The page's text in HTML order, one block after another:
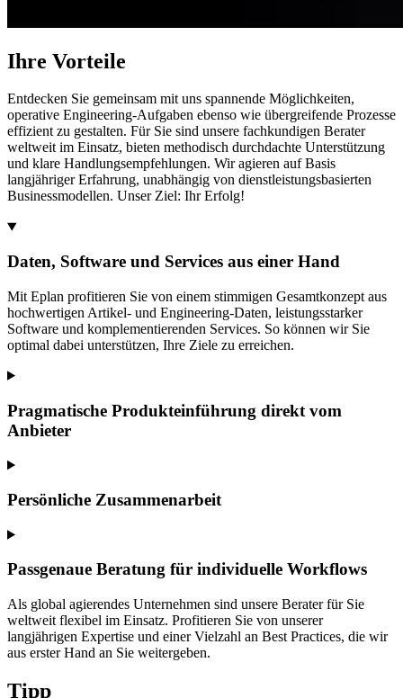
Ihre Vorteile
Entdecken Sie gemeinsam mit uns spannende Möglichkeiten,
operative Engineering-Aufgaben ebenso wie übergreifende Prozesse
effizient zu gestalten. Für Sie sind unsere fachkundigen Berater
weltweit im Einsatz, bieten methodisch durchdachte Unterstützung
und klare Handlungsempfehlungen. Wir agieren auf Basis
langjähriger Erfahrung, unabhängig von dienstleistungsbasierten
Businessmodellen. Unser Ziel: Ihr Erfolg!
Daten, Software und Services aus einer Hand
Mit Eplan profitieren Sie von einem stimmigen Gesamtkonzept aus
hochwertigen Artikel- und Engineering-Daten, leistungsstarker
Software und komplementierenden Services. So können wir Sie
optimal dabei unterstützen, Ihre Ziele zu erreichen.
Pragmatische Produkteinführung direkt vom
Anbieter
Persönliche Zusammenarbeit
Passgenaue Beratung für individuelle Workflows
Als global agierendes Unternehmen sind unsere Berater für Sie
weltweit flexibel im Einsatz. Profitieren Sie von unserer
langjährigen Expertise und einer Vielzahl an Best Practices, die wir
aus erster Hand an Sie weitergeben.
Tipp